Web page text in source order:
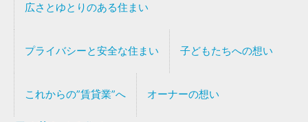
広さとゆとりのある住まい
プライバシーと安全な住まい 子どもたちへの想い
これからの”賃貸業”へ オーナーの想い